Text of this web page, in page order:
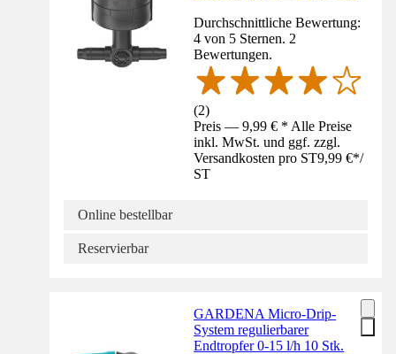
Durchschnittliche Bewertung:
4 von 5 Sternen. 2
Bewertungen.
(2)
Preis — 9,99 € * Alle Preise
inkl. MwSt. und ggf. zzgl.
Versandkosten pro ST9,99 €*/
ST
Online bestellbar
Reservierbar
GARDENA Micro-Drip-
System regulierbarer
Endtropfer 0-15 l/h 10 Stk.